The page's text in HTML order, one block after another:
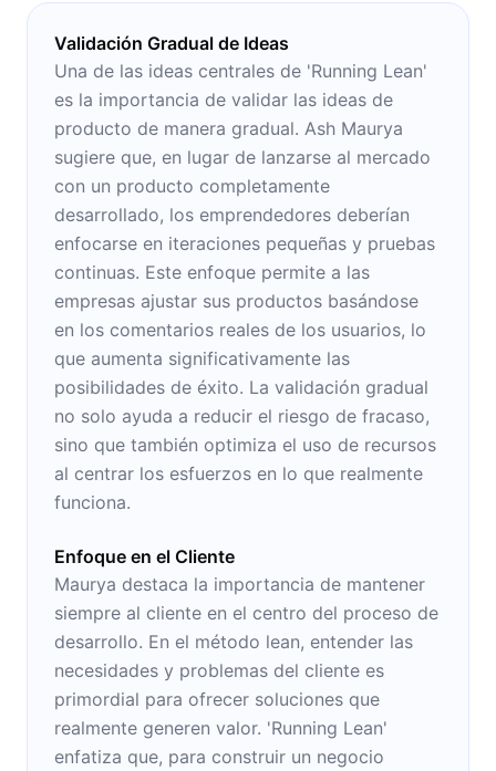
Validación Gradual de Ideas
Una de las ideas centrales de 'Running Lean'
es la importancia de validar las ideas de
producto de manera gradual. Ash Maurya
sugiere que, en lugar de lanzarse al mercado
con un producto completamente
desarrollado, los emprendedores deberían
enfocarse en iteraciones pequeñas y pruebas
continuas. Este enfoque permite a las
empresas ajustar sus productos basándose
en los comentarios reales de los usuarios, lo
que aumenta significativamente las
posibilidades de éxito. La validación gradual
no solo ayuda a reducir el riesgo de fracaso,
sino que también optimiza el uso de recursos
al centrar los esfuerzos en lo que realmente
funciona.
Enfoque en el Cliente
Maurya destaca la importancia de mantener
siempre al cliente en el centro del proceso de
desarrollo. En el método lean, entender las
necesidades y problemas del cliente es
primordial para ofrecer soluciones que
realmente generen valor. 'Running Lean'
enfatiza que, para construir un negocio